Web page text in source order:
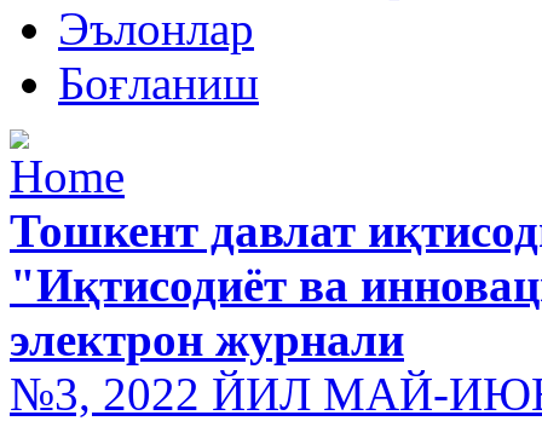
Эълонлар
Боғланиш
Тошкент давлат
"Иқтисодиёт ва
электрон журнали
№3, 2022 ЙИЛ МАЙ-